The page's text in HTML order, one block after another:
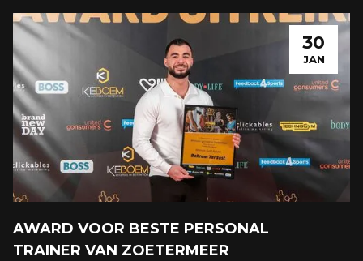
30
JAN
AWARD VOOR BESTE PERSONAL
TRAINER VAN ZOETERMEER